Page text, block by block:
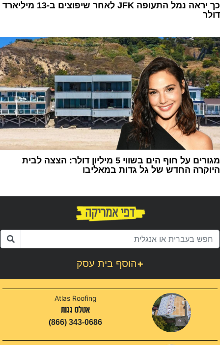
כך יראה נמל התעופה JFK לאחר שיפוצים ב-13 מיליארד
דולר
מגורים על חוף הים בשווי 5 מיליון דולר: הצצה לבית
היוקרה החדש של גל גדות במאליבו
הוסף בית עסק+
Atlas Roofing
אטלס גגות
(866) 343-0686